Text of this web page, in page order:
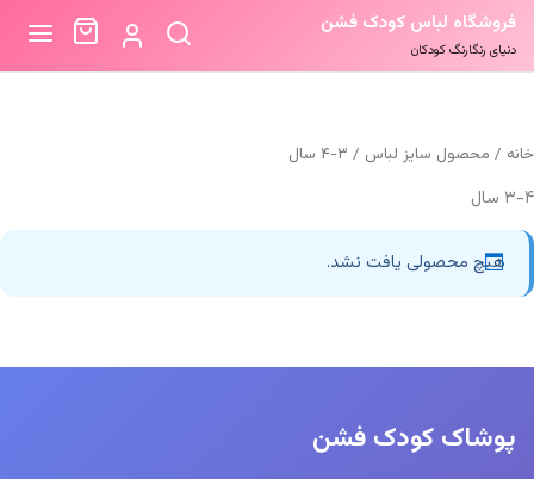
فروشگاه لباس کودک فشن
دنیای رنگارنگ کودکان
خانه / محصول سایز لباس / ۳-۴ سال
۳-۴ سال
هیچ محصولی یافت نشد.
پوشاک کودک فشن